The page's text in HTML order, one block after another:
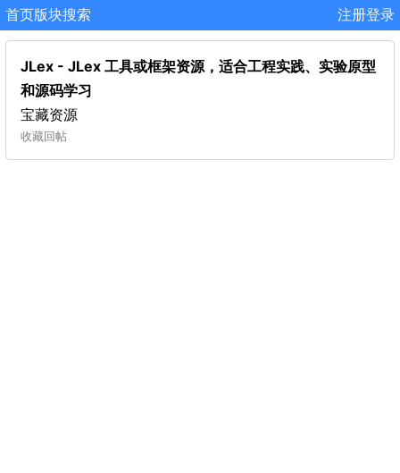
首页版块搜索 注册登录
JLex - JLex 工具或框架资源，适合工程实践、实验原型
和源码学习
宝藏资源
收藏回帖